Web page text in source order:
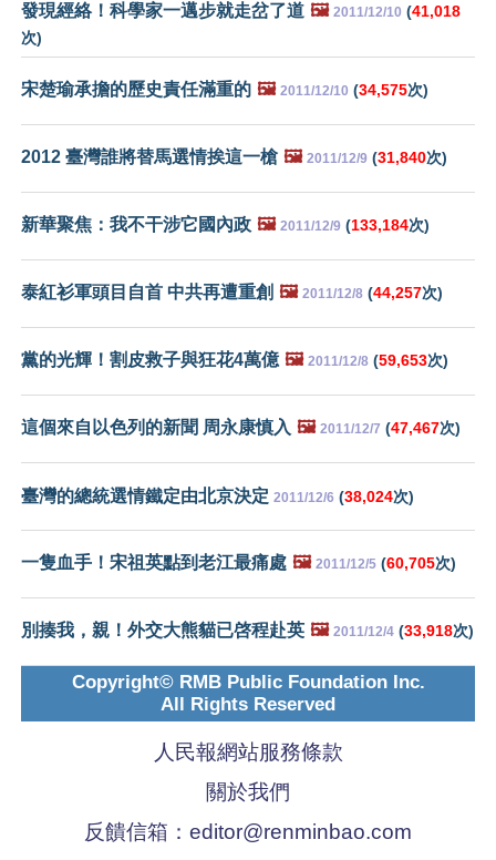
發現經絡！科學家一邁步就走岔了道 🖼️ 2011/12/10 (41,018
次)
宋楚瑜承擔的歷史責任滿重的 🖼️ 2011/12/10 (34,575次)
2012 臺灣誰將替馬選情挨這一槍 🖼️ 2011/12/9 (31,840次)
新華聚焦：我不干涉它國內政 🖼️ 2011/12/9 (133,184次)
泰紅衫軍頭目自首 中共再遭重創 🖼️ 2011/12/8 (44,257次)
黨的光輝！割皮救子與狂花4萬億 🖼️ 2011/12/8 (59,653次)
這個來自以色列的新聞 周永康慎入 🖼️ 2011/12/7 (47,467次)
臺灣的總統選情鐵定由北京決定 2011/12/6 (38,024次)
一隻血手！宋祖英點到老江最痛處 🖼️ 2011/12/5 (60,705次)
別揍我，親！外交大熊貓已啓程赴英 🖼️ 2011/12/4 (33,918次)
Copyright© RMB Public Foundation Inc.
All Rights Reserved
人民報網站服務條款
關於我們
反饋信箱： editor@renminbao.com